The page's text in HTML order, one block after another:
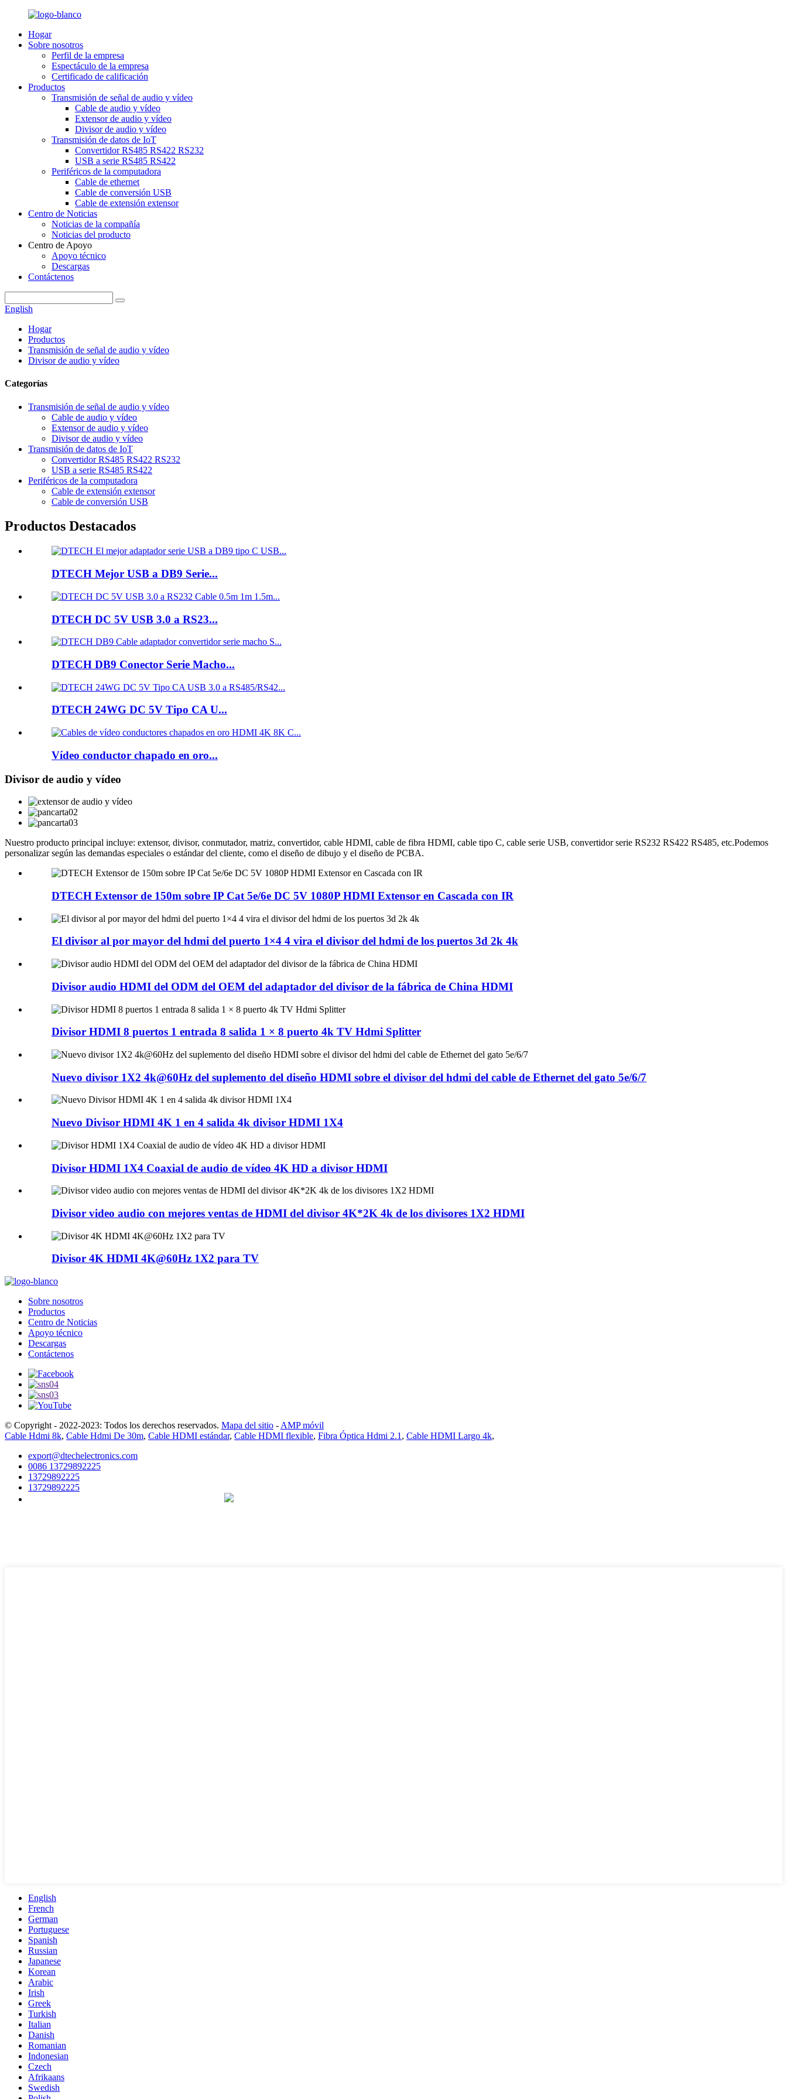
Hogar
Sobre nosotros
Perfil de la empresa
Espectáculo de la empresa
Certificado de calificación
Productos
Transmisión de señal de audio y vídeo
Cable de audio y vídeo
Extensor de audio y vídeo
Divisor de audio y vídeo
Transmisión de datos de IoT
Convertidor RS485 RS422 RS232
USB a serie RS485 RS422
Periféricos de la computadora
Cable de ethernet
Cable de conversión USB
Cable de extensión extensor
Centro de Noticias
Noticias de la compañía
Noticias del producto
Centro de Apoyo
Apoyo técnico
Descargas
Contáctenos
English
Hogar
Productos
Transmisión de señal de audio y vídeo
Divisor de audio y vídeo
Categorías
Transmisión de señal de audio y vídeo
Cable de audio y vídeo
Extensor de audio y vídeo
Divisor de audio y vídeo
Transmisión de datos de IoT
Convertidor RS485 RS422 RS232
USB a serie RS485 RS422
Periféricos de la computadora
Cable de extensión extensor
Cable de conversión USB
Productos Destacados
DTECH Mejor USB a DB9 Serie...
DTECH DC 5V USB 3.0 a RS23...
DTECH DB9 Conector Serie Macho...
DTECH 24WG DC 5V Tipo CA U...
Vídeo conductor chapado en oro...
Divisor de audio y vídeo
Nuestro producto principal incluye: extensor, divisor, conmutador, matriz, convertidor, cable HDMI, cable de fibra HDMI, cable tipo C, cable serie USB, convertidor serie RS232 RS422 RS485, etc.Podemos
personalizar según las demandas especiales o estándar del cliente, como el diseño de dibujo y el diseño de PCBA.
DTECH Extensor de 150m sobre IP Cat 5e/6e DC 5V 1080P HDMI Extensor en Cascada con IR
El divisor al por mayor del hdmi del puerto 1×4 4 vira el divisor del hdmi de los puertos 3d 2k 4k
Divisor audio HDMI del ODM del OEM del adaptador del divisor de la fábrica de China HDMI
Divisor HDMI 8 puertos 1 entrada 8 salida 1 × 8 puerto 4k TV Hdmi Splitter
Nuevo divisor 1X2 4k@60Hz del suplemento del diseño HDMI sobre el divisor del hdmi del cable de Ethernet del gato 5e/6/7
Nuevo Divisor HDMI 4K 1 en 4 salida 4k divisor HDMI 1X4
Divisor HDMI 1X4 Coaxial de audio de vídeo 4K HD a divisor HDMI
Divisor video audio con mejores ventas de HDMI del divisor 4K*2K 4k de los divisores 1X2 HDMI
Divisor 4K HDMI 4K@60Hz 1X2 para TV
Sobre nosotros
Productos
Centro de Noticias
Apoyo técnico
Descargas
Contáctenos
© Copyright - 2022-2023: Todos los derechos reservados. Mapa del sitio - AMP móvil
Cable Hdmi 8k, Cable Hdmi De 30m, Cable HDMI estándar, Cable HDMI flexible, Fibra Óptica Hdmi 2.1 , Cable HDMI Largo 4k,
export@dtechelectronics.com
0086 13729892225
13729892225
13729892225
English
French
German
Portuguese
Spanish
Russian
Japanese
Korean
Arabic
Irish
Greek
Turkish
Italian
Danish
Romanian
Indonesian
Czech
Afrikaans
Swedish